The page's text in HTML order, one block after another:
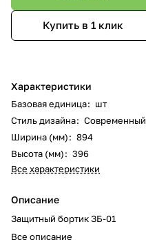
Купить в 1 клик
Характеристики
Базовая единица: шт
Стиль дизайна: Современный
Ширина (мм): 894
Высота (мм): 396
Все характеристики
Описание
Защитный бортик ЗБ-01
Все описание